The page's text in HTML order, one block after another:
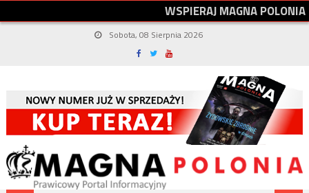
WSPIERAJMAGNAPOLONIA
Sobota, 08 Sierpnia 2026